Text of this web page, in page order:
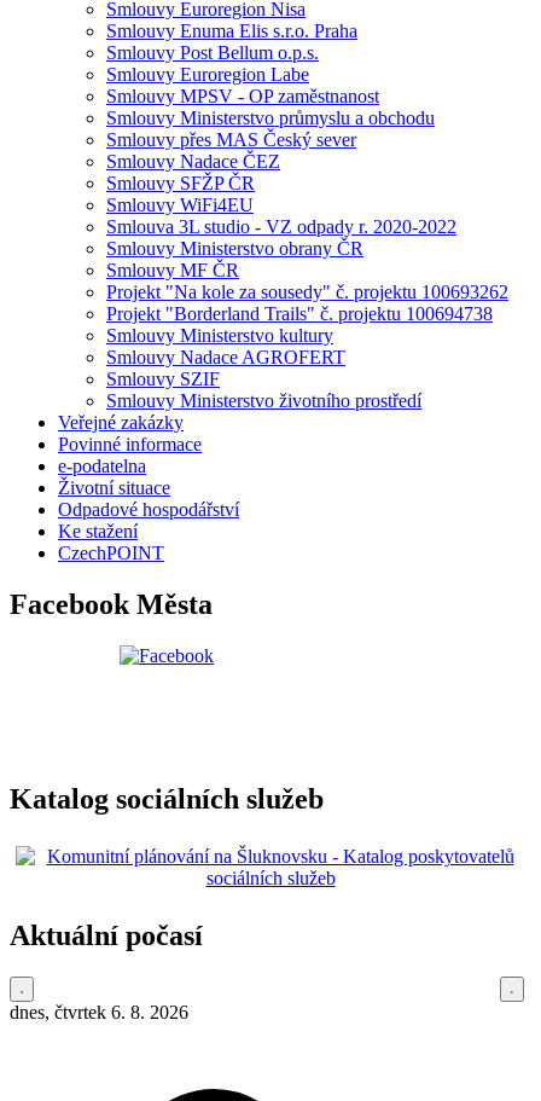
Smlouvy Euroregion Nisa
Smlouvy Enuma Elis s.r.o. Praha
Smlouvy Post Bellum o.p.s.
Smlouvy Euroregion Labe
Smlouvy MPSV - OP zaměstnanost
Smlouvy Ministerstvo průmyslu a obchodu
Smlouvy přes MAS Český sever
Smlouvy Nadace ČEZ
Smlouvy SFŽP ČR
Smlouvy WiFi4EU
Smlouva 3L studio - VZ odpady r. 2020-2022
Smlouvy Ministerstvo obrany ČR
Smlouvy MF ČR
Projekt "Na kole za sousedy" č. projektu 100693262
Projekt "Borderland Trails" č. projektu 100694738
Smlouvy Ministerstvo kultury
Smlouvy Nadace AGROFERT
Smlouvy SZIF
Smlouvy Ministerstvo životního prostředí
Veřejné zakázky
Povinné informace
e-podatelna
Životní situace
Odpadové hospodářství
Ke stažení
CzechPOINT
Facebook Města
Katalog sociálních služeb
Aktuální počasí
dnes, čtvrtek 6. 8. 2026